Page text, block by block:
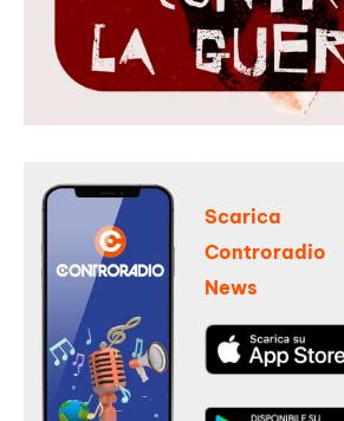
Scarica
Controradio
News